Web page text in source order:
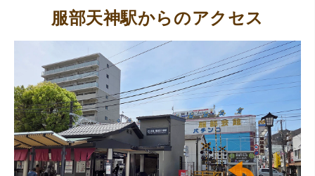
（大阪府東大阪市）ネットを見て安心できるお店であると
感じて飛び込みで訪問。飛びこみにも関わらず、とても親
切、丁ねいな対応をして頂き、思っていた以上の信用でき
るお店でした。満足いく金額で買い取って頂きました。あ
りがとうございます。
服部天神駅からのアクセス